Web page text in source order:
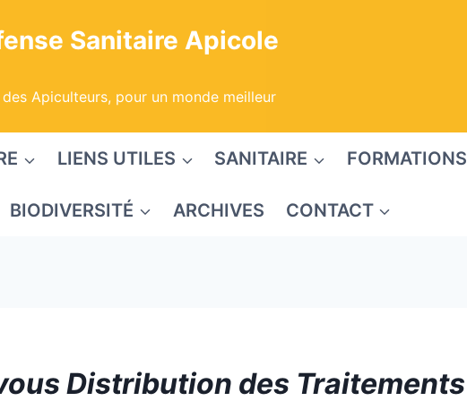
Sanitaire Apicole
Apiculteurs, pour un monde meilleur
LIENS UTILES SANITAIRE FORMATIONS
BIODIVERSITÉ ARCHIVES CONTACT
Distribution des Traitements